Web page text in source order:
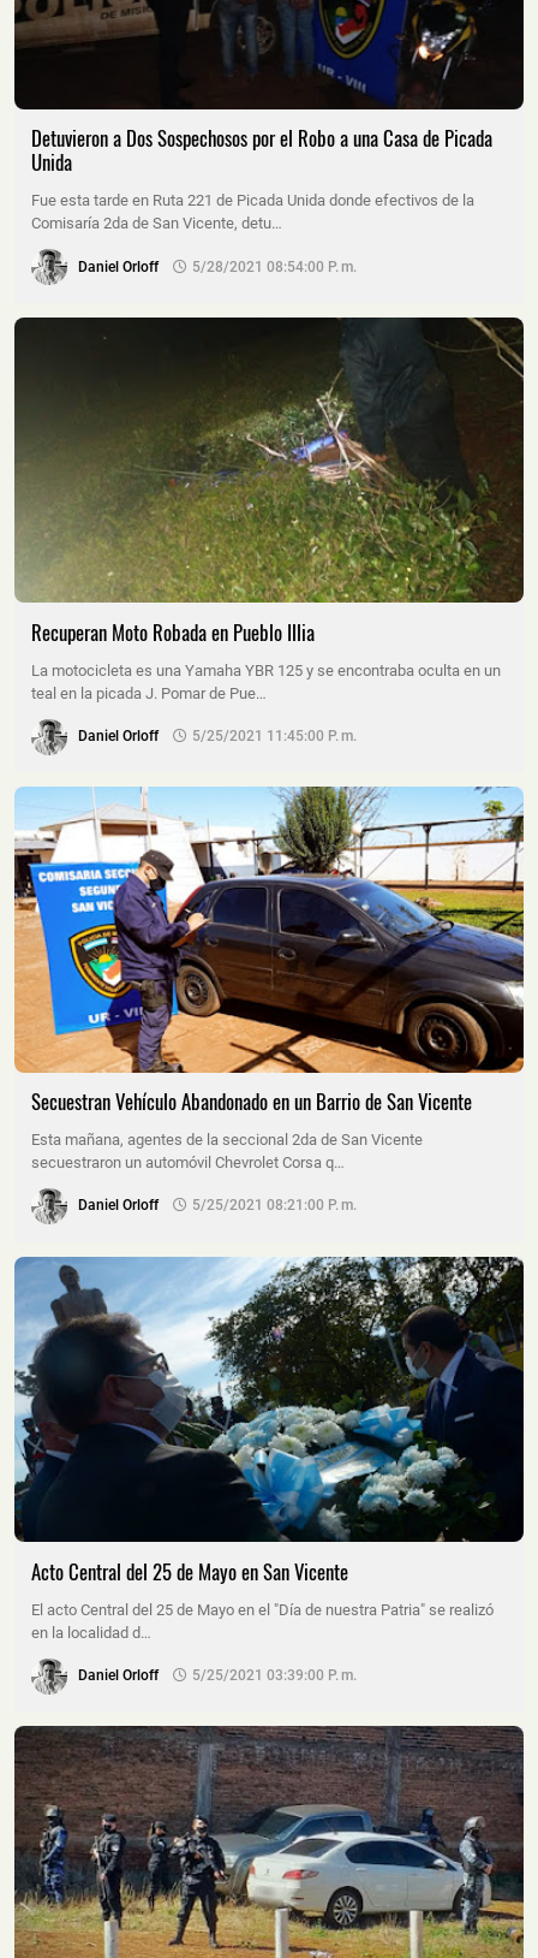
Detuvieron a Dos Sospechosos por el Robo a una Casa de Picada
Unida
Fue esta tarde en Ruta 221 de Picada Unida donde efectivos de la
Comisaría 2da de San Vicente, detu…
Daniel Orloff 5/28/2021 08:54:00 P. M.
Recuperan Moto Robada en Pueblo Illia
La motocicleta es una Yamaha YBR 125 y se encontraba oculta en un
teal en la picada J. Pomar de Pue…
Daniel Orloff 5/25/2021 11:45:00 P. M.
Secuestran Vehículo Abandonado en un Barrio de San Vicente
Esta mañana, agentes de la seccional 2da de San Vicente
secuestraron un automóvil Chevrolet Corsa q…
Daniel Orloff 5/25/2021 08:21:00 P. M.
Acto Central del 25 de Mayo en San Vicente
El acto Central del 25 de Mayo en el "Día de nuestra Patria" se realizó
en la localidad d…
Daniel Orloff 5/25/2021 03:39:00 P. M.